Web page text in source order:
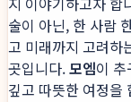
술이 아닌, 한 사람
고 미래까지 고려하
곳입니다.모엠이 추
깊고 따뜻한 여정을